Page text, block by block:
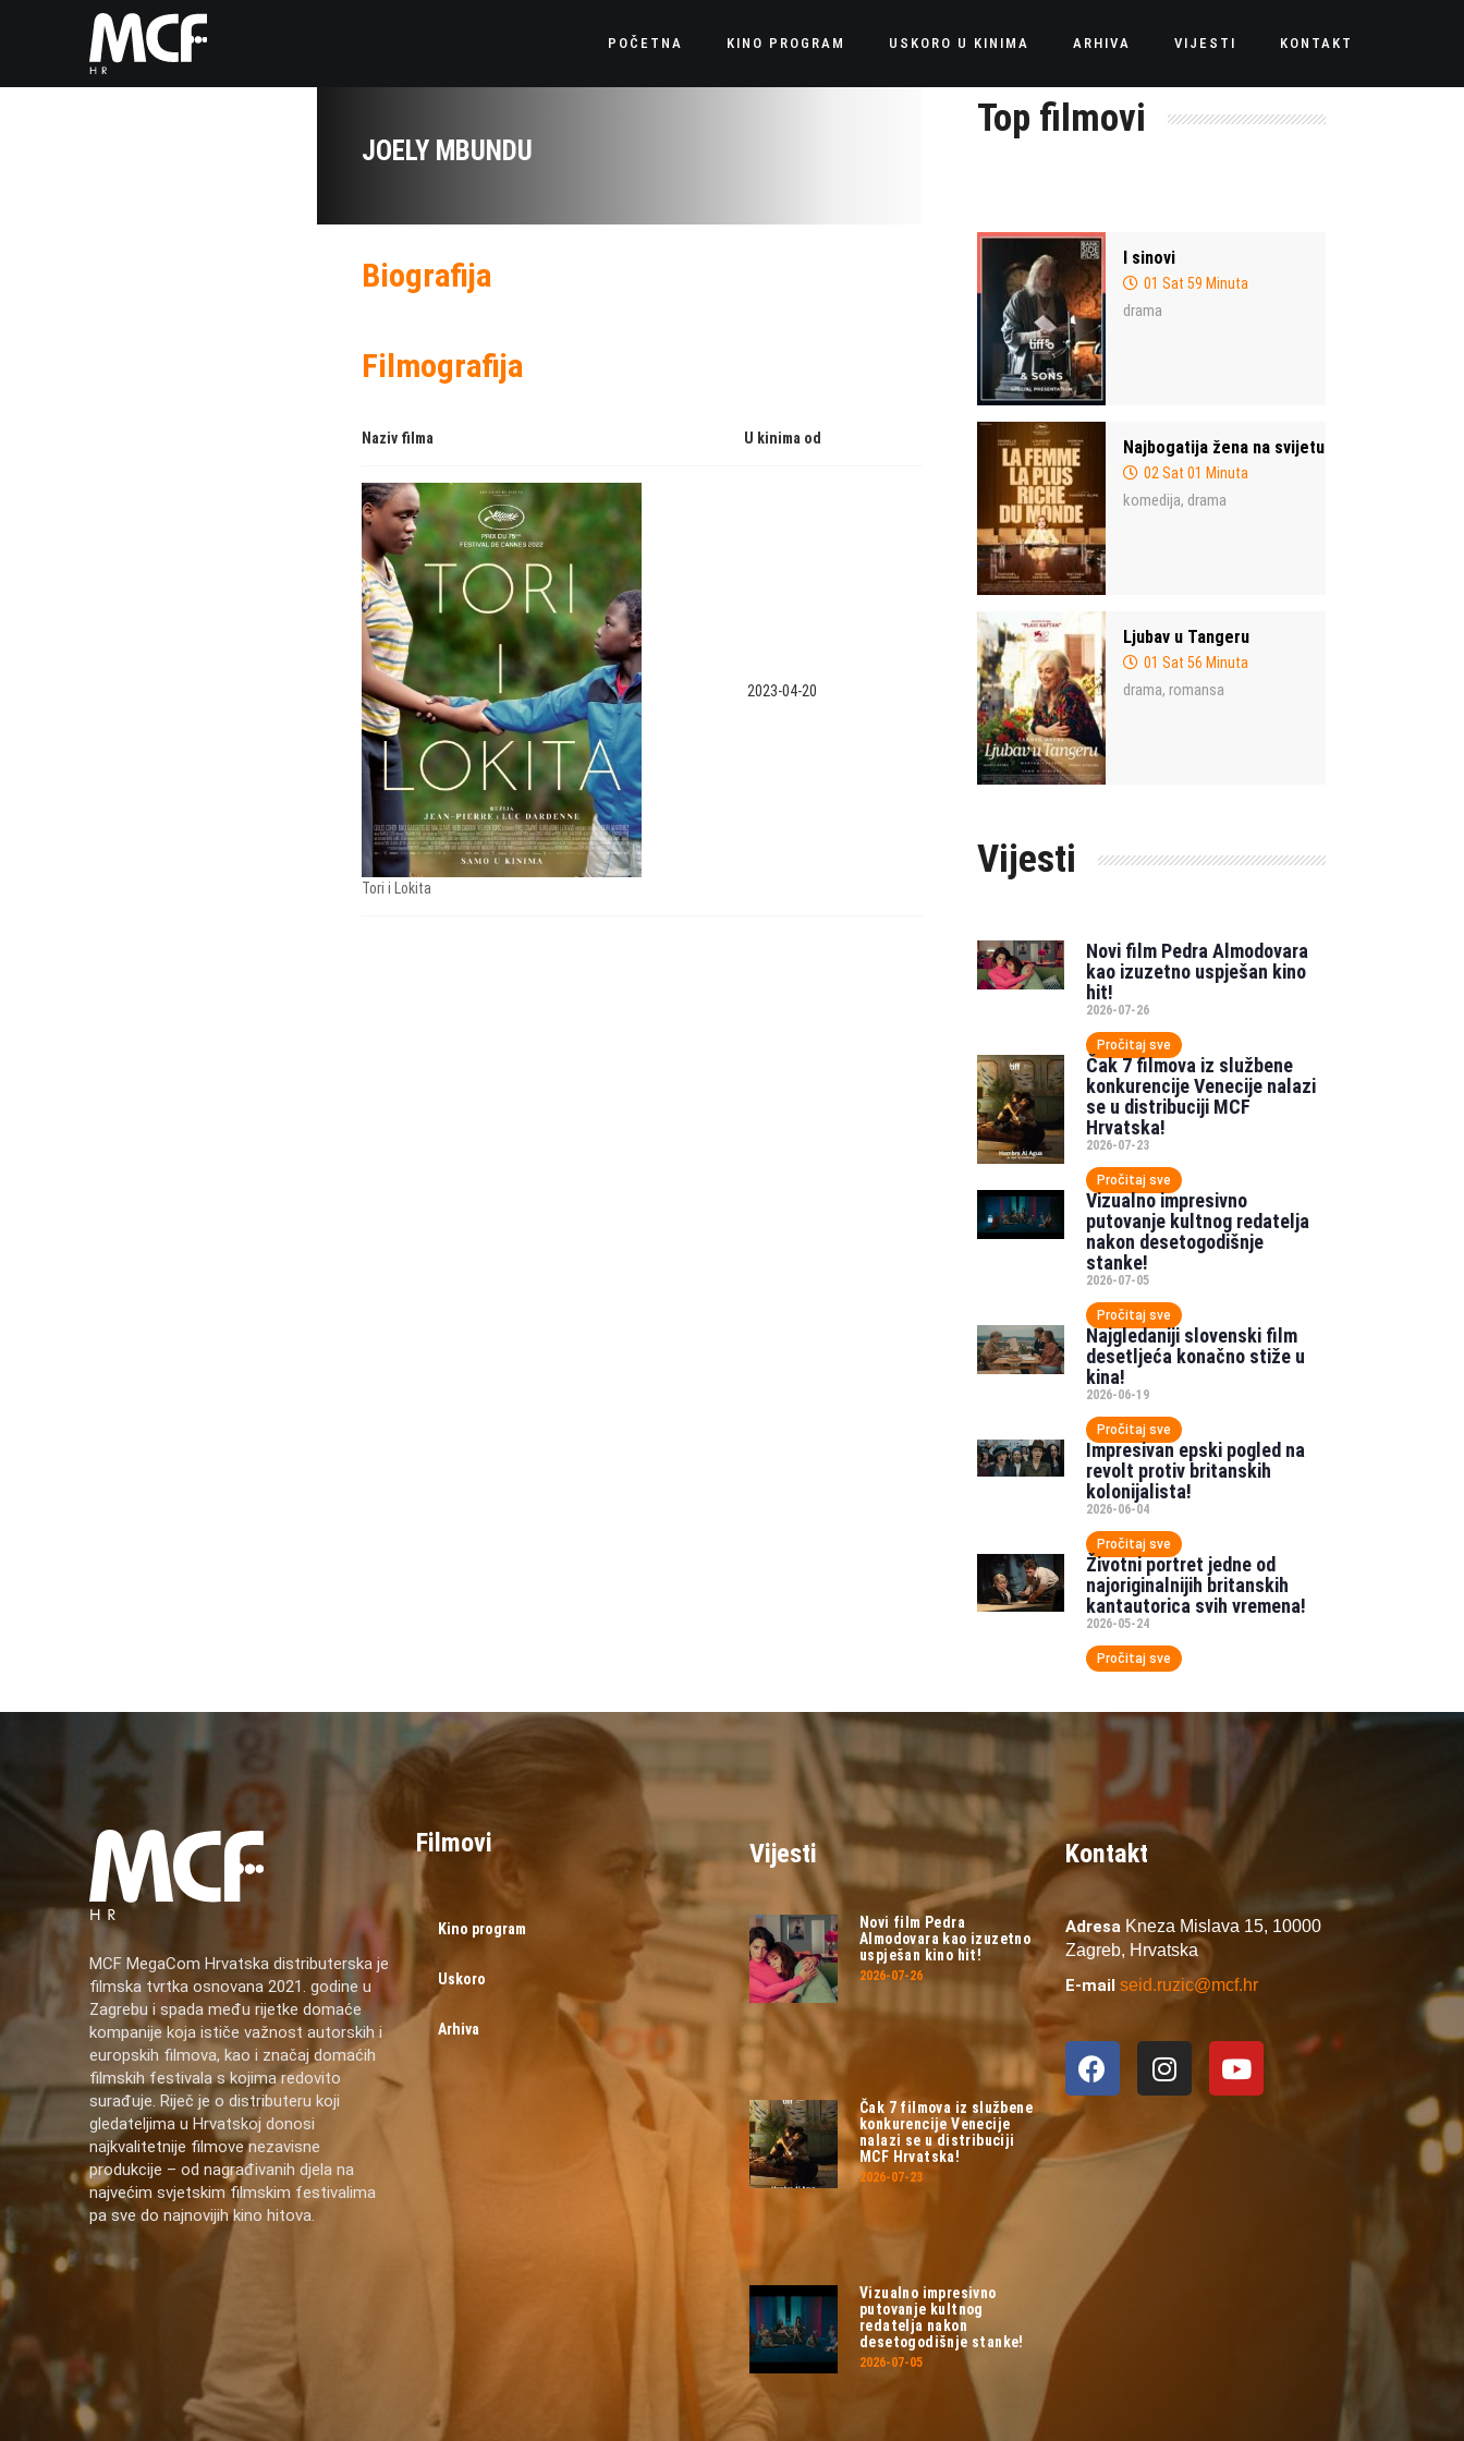
POČETNA KINO PROGRAM USKORO U KINIMA ARHIVA VIJESTI KONTAKT
JOELY MBUNDU
Biografija
Filmografija
Naziv filma U kinima od
Tori i Lokita
2023-04-20
Top filmovi
I sinovi
01 Sat 59 Minuta
drama
Najbogatija žena na svijetu
02 Sat 01 Minuta
komedija, drama
Ljubav u Tangeru
01 Sat 56 Minuta
drama, romansa
Vijesti
Novi film Pedra Almodovara
kao izuzetno uspješan kino
hit!
2026-07-26
Pročitaj sve
Čak 7 filmova iz službene
konkurencije Venecije nalazi
se u distribuciji MCF
Hrvatska!
2026-07-23
Pročitaj sve
Vizualno impresivno
putovanje kultnog redatelja
nakon desetogodišnje
stanke!
2026-07-05
Pročitaj sve
Najgledaniji slovenski film
desetljeća konačno stiže u
kina!
2026-06-19
Pročitaj sve
Impresivan epski pogled na
revolt protiv britanskih
kolonijalista!
2026-06-04
Pročitaj sve
Životni portret jedne od
najoriginalnijih britanskih
kantautorica svih vremena!
2026-05-24
Pročitaj sve
MCF MegaCom Hrvatska distributerska je
filmska tvrtka osnovana 2021. godine u
Zagrebu i spada među rijetke domaće
kompanije koja ističe važnost autorskih i
europskih filmova, kao i značaj domaćih
filmskih festivala s kojima redovito
surađuje. Riječ je o distributeru koji
gledateljima u Hrvatskoj donosi
najkvalitetnije filmove nezavisne
produkcije – od nagrađivanih djela na
najvećim svjetskim filmskim festivalima
pa sve do najnovijih kino hitova.
Filmovi
Kino program
Uskoro
Arhiva
Vijesti
Novi film Pedra
Almodovara kao izuzetno
uspješan kino hit!
2026-07-26
Čak 7 filmova iz službene
konkurencije Venecije
nalazi se u distribuciji
MCF Hrvatska!
2026-07-23
Vizualno impresivno
putovanje kultnog
redatelja nakon
desetogodišnje stanke!
2026-07-05
Kontakt
Adresa Kneza Mislava 15, 10000
Zagreb, Hrvatska
E-mail seid.ruzic@mcf.hr